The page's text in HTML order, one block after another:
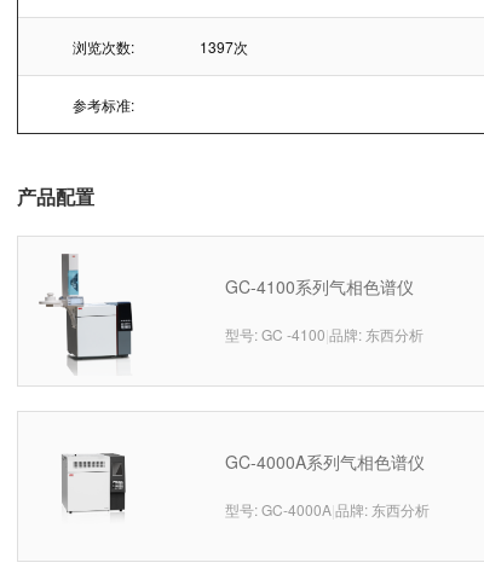
浏览次数: 1397次
参考标准:
产品配置
GC-4100系列气相色谱仪
型号: GC -4100 品牌: 东西分析
GC-4000A系列气相色谱仪
型号: GC-4000A|品牌: 东西分析